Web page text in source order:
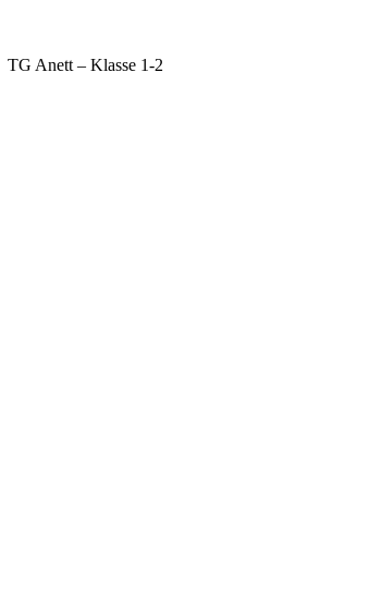
TG Anett – Klasse 1-2